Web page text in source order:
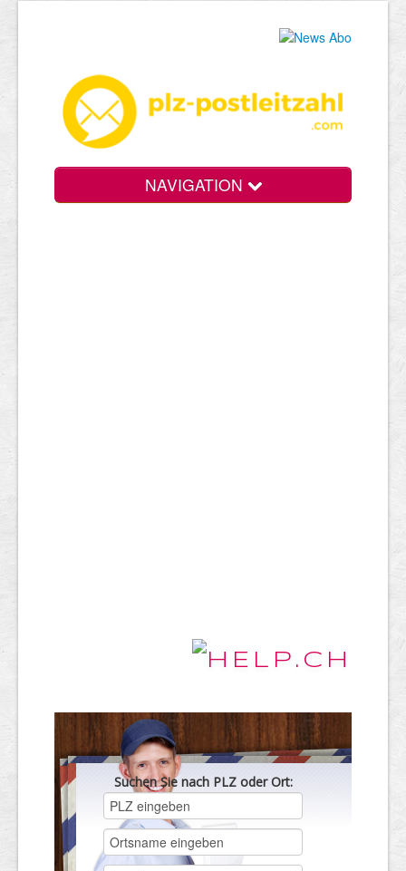
NAVIGATION
Suchen Sie nach PLZ oder Ort: